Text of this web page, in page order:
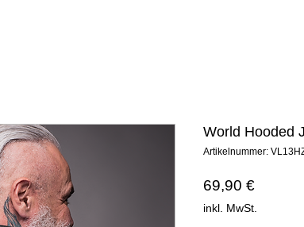
World Hooded
Artikelnummer:
69,90 €Preis
inkl. MwSt.